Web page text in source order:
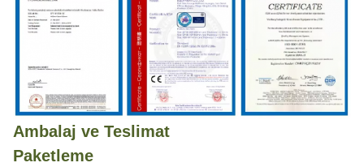
Ambalaj ve Teslimat
Paketleme